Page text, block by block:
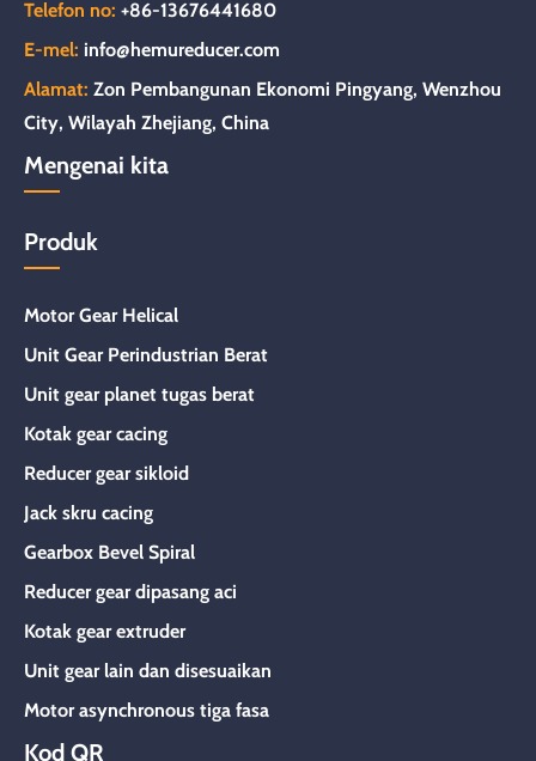
Telefon no: +86-13676441680
E-mel: info@hemureducer.com
Alamat: Zon Pembangunan Ekonomi Pingyang, Wenzhou
City, Wilayah Zhejiang, China
Mengenai kita
Produk
Motor Gear Helical
Unit Gear Perindustrian Berat
Unit gear planet tugas berat
Kotak gear cacing
Reducer gear sikloid
Jack skru cacing
Gearbox Bevel Spiral
Reducer gear dipasang aci
Kotak gear extruder
Unit gear lain dan disesuaikan
Motor asynchronous tiga fasa
Kod QR